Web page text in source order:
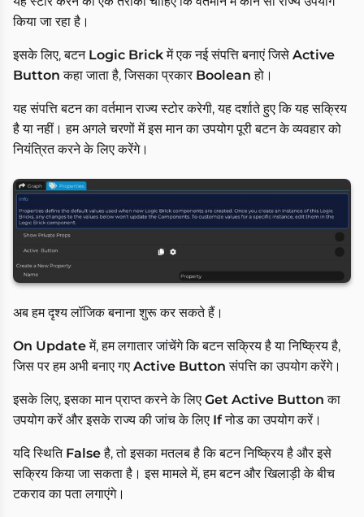
किया जा रहा है।
इसके लिए, बटन Logic Brickमें एक नई संपत्ति बनाएं जिसे Active
Button कहा जाता है, जिसका प्रकार Boolean हो।
यह संपत्ति बटन का वर्तमान राज्य स्टोर करेगी, यह दर्शाते हुए कि यह सक्रिय
है या नहीं। हम अगले चरणों में इस मान का उपयोग पूरी बटन के व्यवहार को
नियंत्रित करने के लिए करेंगे।
अब हम दृश्य लॉजिक बनाना शुरू कर सकते हैं।
On Updateमें, हम लगातार जांचेंगे कि बटन सक्रिय है या निष्क्रिय है,
जिस पर हम अभी बनाए गए Active Button संपत्ति का उपयोग करेंगे।
इसके लिए, इसका मान प्राप्त करने के लिए Get Active Button का
उपयोग करें और इसके राज्य की जांच के लिए Ifनोड का उपयोग करें।
यदि स्थिति Falseहै, तो इसका मतलब है कि बटन निष्क्रिय है और इसे
सक्रिय किया जा सकता है। इस मामले में, हम बटन और खिलाड़ी के बीच
टकराव का पता लगाएंगे।